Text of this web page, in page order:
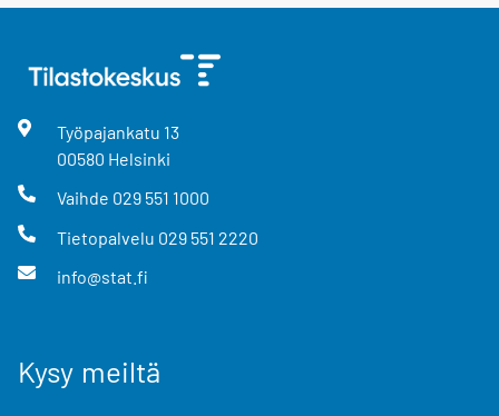
Työpajankatu 13
00580 Helsinki
Vaihde 029 551 1000
Tietopalvelu 029 551 2220
info@stat.fi
Kysy meiltä